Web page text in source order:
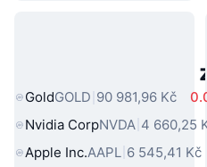
Populární aktiva
GoldGOLD 90 981,96 Kč
Nvidia CorpNVDA 4 660,25
Apple Inc.AAPL 6 545,41 Kč